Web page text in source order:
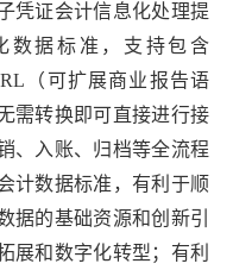
证会计信息化处理提
数据标准，支持包含
（可扩展商业报告语
需转换即可直接进行接
、入账、归档等全流程
计数据标准，有利于顺
据的基础资源和创新引
展和数字化转型；有利